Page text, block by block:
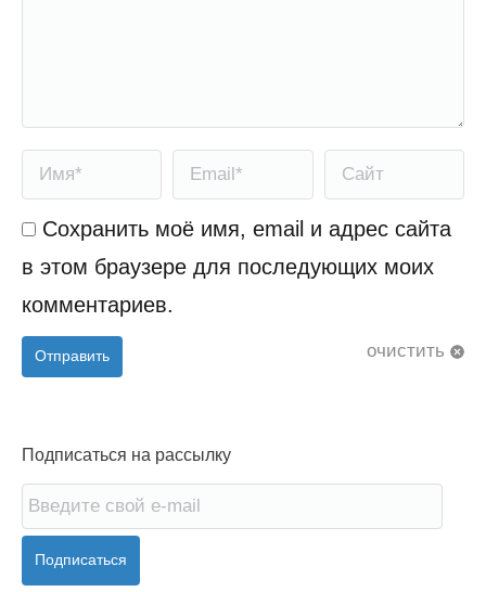
Имя * Email * Сайт
Сохранить моё имя, email и адрес сайта
в этом браузере для последующих моих
комментариев.
очистить
Отправить
Подписаться на рассылку
Подписаться